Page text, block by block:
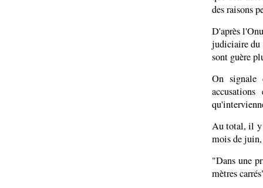
des raisons
D'après
judiciaire du
sont guère
On signale
Au total, il y
mois de
"Dans une
mètres